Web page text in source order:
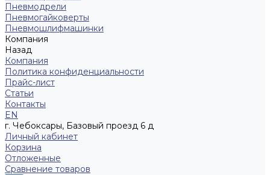
Пневмодрели
Пневмогайковерты
Пневмошлифмашинки
Компания
Назад
Компания
Политика конфиденциальности
Прайс-лист
Статьи
Контакты
EN
г. Чебоксары, Базовый проезд 6 д
Личный кабинет
Корзина
Отложенные
Сравнение товаров